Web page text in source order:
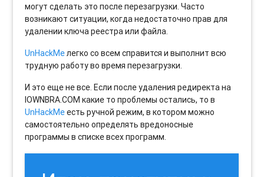
могут сделать это после перезагрузки. Часто
возникают ситуации, когда недостаточно прав для
удалении ключа реестра или файла.
UnHackMeлегко со всем справится и выполнит всю
трудную работу во время перезагрузки.
И это еще не все. Если после удаления редиректа на
IOWNBRA.COM какие то проблемы остались, то в
UnHackMeесть ручной режим, в котором можно
самостоятельно определять вредоносные
программы в списке всех программ.